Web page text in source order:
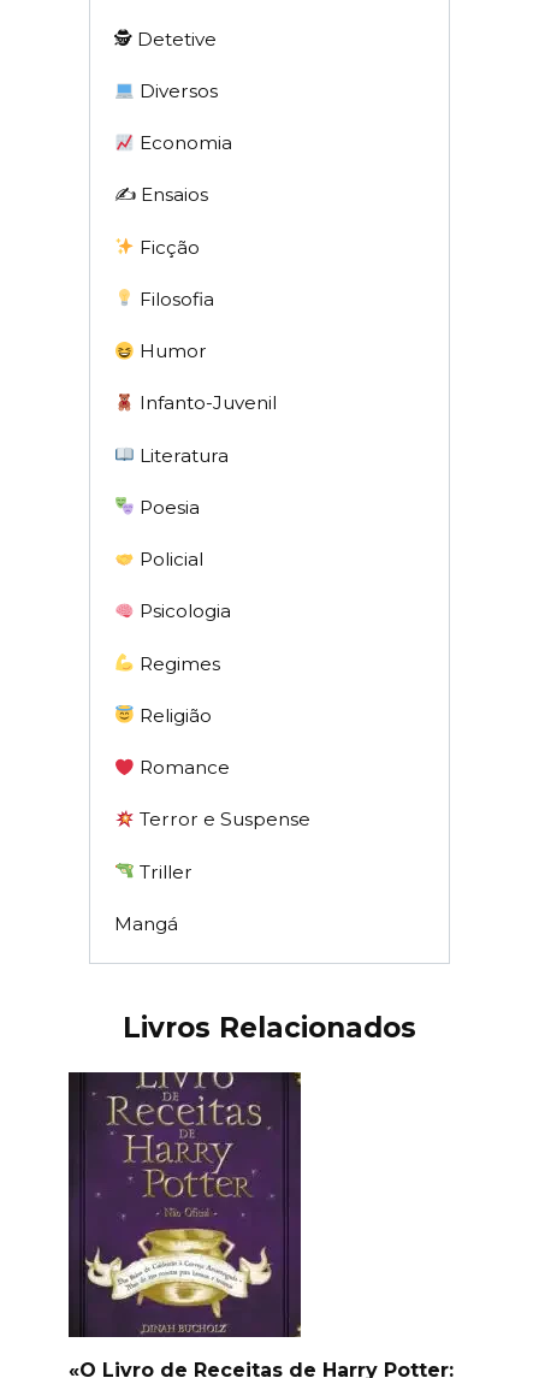
🕵 Detetive
Diversos
Economia
✍️ Ensaios
Ficção
Filosofia
Humor
Infanto-Juvenil
Literatura
Poesia
Policial
Psicologia
Regimes
Religião
Romance
Terror e Suspense
Triller
Mangá
Livros Relacionados
«O Livro de Receitas de Harry Potter: